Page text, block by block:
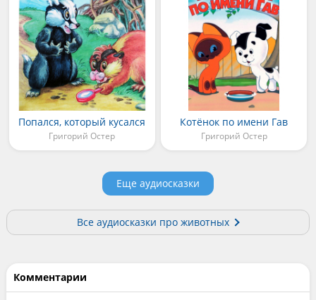
Попался, который кусался
Григорий Остер
Котёнок по имени Гав
Григорий Остер
Еще аудиосказки
Все аудиосказки про животных
Комментарии